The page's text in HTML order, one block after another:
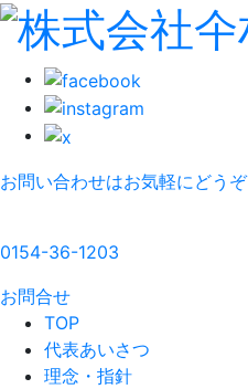
お問い合わせはお気軽にどうぞ
0154-36-1203
お問合せ
TOP
代表あいさつ
理念・指針